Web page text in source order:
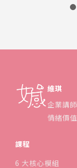
維琪
企業講
情緒價
課程
6 大核心模組